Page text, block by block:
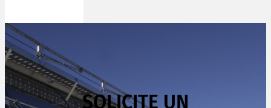
SOLICITE UN